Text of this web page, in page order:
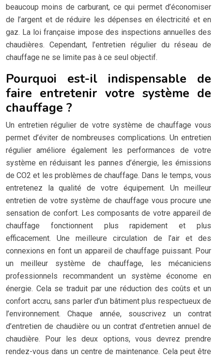
beaucoup moins de carburant, ce qui permet d’économiser
de l’argent et de réduire les dépenses en électricité et en
gaz. La loi française impose des inspections annuelles des
chaudières. Cependant, l’entretien régulier du réseau de
chauffage ne se limite pas à ce seul objectif.
Pourquoi est-il indispensable de
faire entretenir votre système de
chauffage ?
Un entretien régulier de votre système de chauffage vous
permet d’éviter de nombreuses complications. Un entretien
régulier améliore également les performances de votre
système en réduisant les pannes d’énergie, les émissions
de CO2 et les problèmes de chauffage. Dans le temps, vous
entretenez la qualité de votre équipement. Un meilleur
entretien de votre système de chauffage vous procure une
sensation de confort. Les composants de votre appareil de
chauffage fonctionnent plus rapidement et plus
efficacement. Une meilleure circulation de l’air et des
connexions en font un appareil de chauffage puissant. Pour
un meilleur système de chauffage, les mécaniciens
professionnels recommandent un système économe en
énergie. Cela se traduit par une réduction des coûts et un
confort accru, sans parler d’un bâtiment plus respectueux de
l’environnement. Chaque année, souscrivez un contrat
d’entretien de chaudière ou un contrat d’entretien annuel de
chaudière. Pour les deux options, vous devrez prendre
rendez-vous dans un centre de maintenance. Cela peut être